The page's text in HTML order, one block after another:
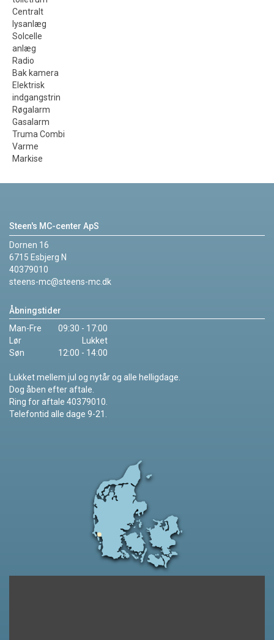
Centralt
lysanlæg
Solcelle
anlæg
Radio
Bak kamera
Elektrisk
indgangstrin
Røgalarm
Gasalarm
Truma Combi
Varme
Markise
Steen's MC-center ApS
Dornen 16
6715 Esbjerg N
40379010
steens-mc@steens-mc.dk
Åbningstider
Man-Fre
09:30 - 17:00
Lør
Lukket
Søn
12:00 - 14:00
Lukket mellem jul og nytår og alle helligdage.
Dog åben efter aftale.
Ring for aftale 40379010.
Telefontid alle dage 9-21.